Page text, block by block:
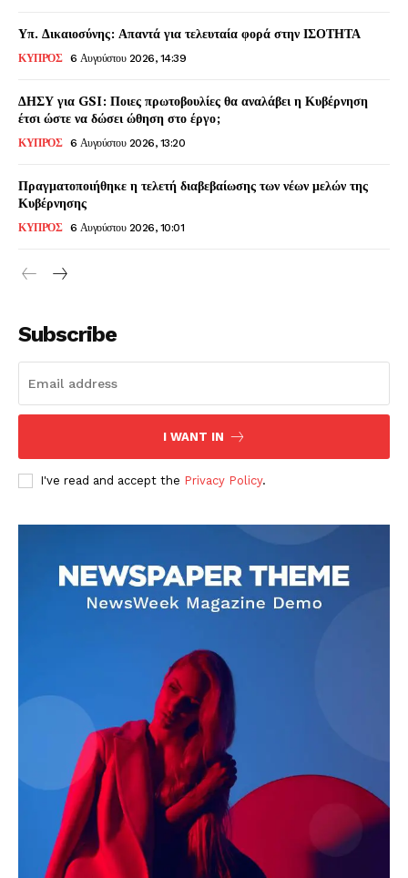
Υπ. Δικαιοσύνης: Απαντά για τελευταία φορά στην ΙΣΟΤΗΤΑ
ΚΥΠΡΟΣ 6 Αυγούστου 2026, 14:39
ΔΗΣΥ για GSI: Ποιες πρωτοβουλίες θα αναλάβει η Κυβέρνηση
έτσι ώστε να δώσει ώθηση στο έργο;
ΚΥΠΡΟΣ 6 Αυγούστου 2026, 13:20
Πραγματοποιήθηκε η τελετή διαβεβαίωσης των νέων μελών της
Κυβέρνησης
ΚΥΠΡΟΣ 6 Αυγούστου 2026, 10:01
Subscribe
I WANT IN
I've read and accept the Privacy Policy.